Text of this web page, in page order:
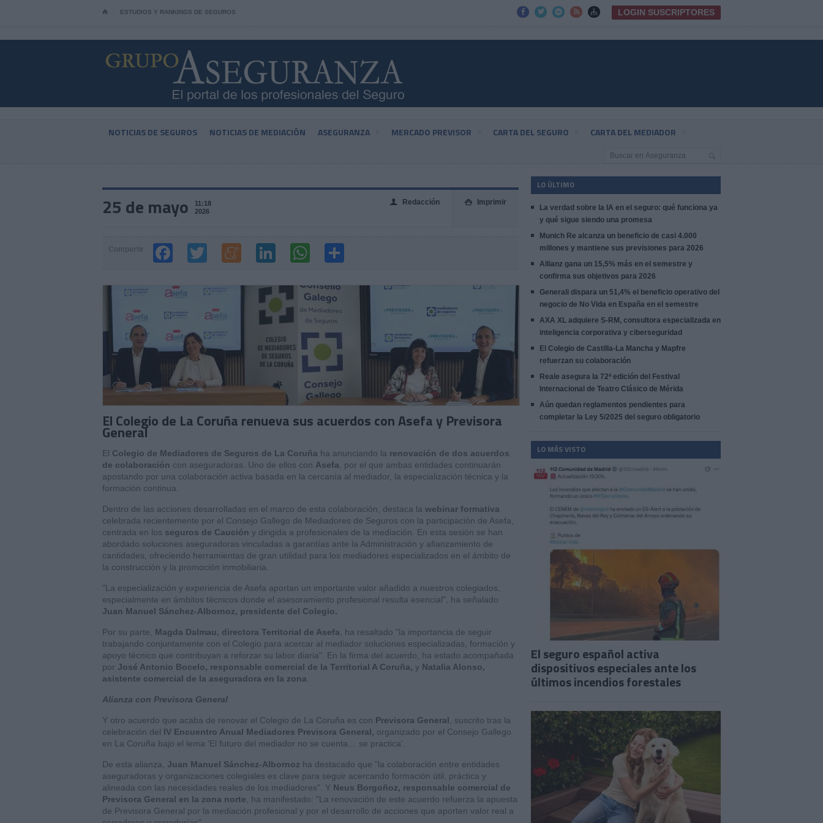
⌂ ESTUDIOS Y RANKINGS DE SEGUROS      LOGIN SUSCRIPTORES
NOTICIAS DE SEGUROS NOTICIAS DE MEDIACIÓN ASEGURANZA MERCADO PREVISOR CARTA DEL SEGURO CARTA DEL MEDIADOR
25 de mayo
11:18
2026
 Imprimir
👤 Redacción
El Colegio de La Coruña renueva sus acuerdos con Asefa y Previsora
General
El Colegio de Mediadores de Seguros de La Coruña ha anunciando la renovación de dos acuerdos
de colaboración con aseguradoras. Uno de ellos con Asefa , por el que ambas entidades continuarán
apostando por una colaboración activa basada en la cercanía al mediador, la especialización técnica y la
formación continua.
Dentro de las acciones desarrolladas en el marco de esta colaboración, destaca la webinar formativa
celebrada recientemente por el Consejo Gallego de Mediadores de Seguros con la participación de Asefa,
centrada en los seguros de Caución y dirigida a profesionales de la mediación. En esta sesión se han
abordado soluciones aseguradoras vinculadas a garantías ante la Administración y afianzamiento de
cantidades, ofreciendo herramientas de gran utilidad para los mediadores especializados en el ámbito de
la construcción y la promoción inmobiliaria.
"La especialización y experiencia de Asefa aportan un importante valor añadido a nuestros colegiados,
especialmente en ámbitos técnicos donde el asesoramiento profesional resulta esencial", ha señalado
Juan Manuel Sánchez-Albornoz, presidente del Colegio.
Por su parte, Magda Dalmau, directora Territorial de Asefa , ha resaltado "la importancia de seguir
trabajando conjuntamente con el Colegio para acercar al mediador soluciones especializadas, formación y
apoyo técnico que contribuyan a reforzar su labor diaria". En la firma del acuerdo, ha estado acompañada
por José Antonio Bocelo, responsable comercial de la Territorial A Coruña, y Natalia Alonso,
asistente comercial de la aseguradora en la zona
Alianza con Previsora General
Y otro acuerdo que acaba de renovar el Colegio de La Coruña es con Previsora General , suscrito tras la
celebración del IV Encuentro Anual Mediadores Previsora General, organizado por el Consejo Gallego
en La Coruña bajo el lema 'El futuro del mediador no se cuenta… se practica'.
De esta alianza, Juan Manuel Sánchez-Albornoz ha destacado que "la colaboración entre entidades
aseguradoras y organizaciones colegiales es clave para seguir acercando formación útil, práctica y
alineada con las necesidades reales de los mediadores". Y Neus Borgoñoz, responsable comercial de
Previsora General en la zona norte , ha manifestado: "La renovación de este acuerdo refuerza la apuesta
de Previsora General por la mediación profesional y por el desarrollo de acciones que aporten valor real a
LO ÚLTIMO
La verdad sobre la IA en el seguro: qué funciona ya
y qué sigue siendo una promesa
Munich Re alcanza un beneficio de casi 4.000
millones y mantiene sus previsiones para 2026
Allianz gana un 15,5% más en el semestre y
confirma sus objetivos para 2026
Generali dispara un 51,4% el beneficio operativo del
negocio de No Vida en España en el semestre
AXA XL adquiere S-RM, consultora especializada en
inteligencia corporativa y ciberseguridad
El Colegio de Castilla-La Mancha y Mapfre
refuerzan su colaboración
Reale asegura la 72ª edición del Festival
Internacional de Teatro Clásico de Mérida
Aún quedan reglamentos pendientes para
completar la Ley 5/2025 del seguro obligatorio
LO MÁS VISTO
El seguro español activa
dispositivos especiales ante los
últimos incendios forestales